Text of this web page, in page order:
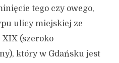
tego czy owego,
ulicy miejskiej ze
XIX (szeroko
który w Gdańsku jest